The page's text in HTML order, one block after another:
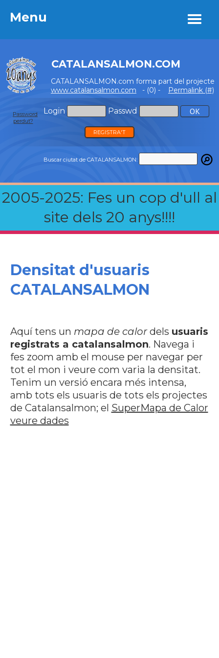
Menu
CATALANSALMON.COM
CATALANSALMON.com forma part del projecte
www.catalansalmon.com - (0) - Permalink (#)
Login Passwd
Password
perdut?
REGISTRA'T
Buscar ciutat de CATALANSALMON:
2005-2025: Fes un cop d'ull al
site dels 20 anys!!!!
Menu
Densitat d'usuaris
CATALANSALMON
Aquí tens un mapa de calordels usuaris
registrats a catalansalmon. Navega i
fes zoom amb el mouse per navegar per
tot el mon i veure com varia la densitat.
Tenim un versió encara més intensa,
amb tots els usuaris de tots els projectes
de Catalansalmon; el SuperMapa de Calor
veure dades